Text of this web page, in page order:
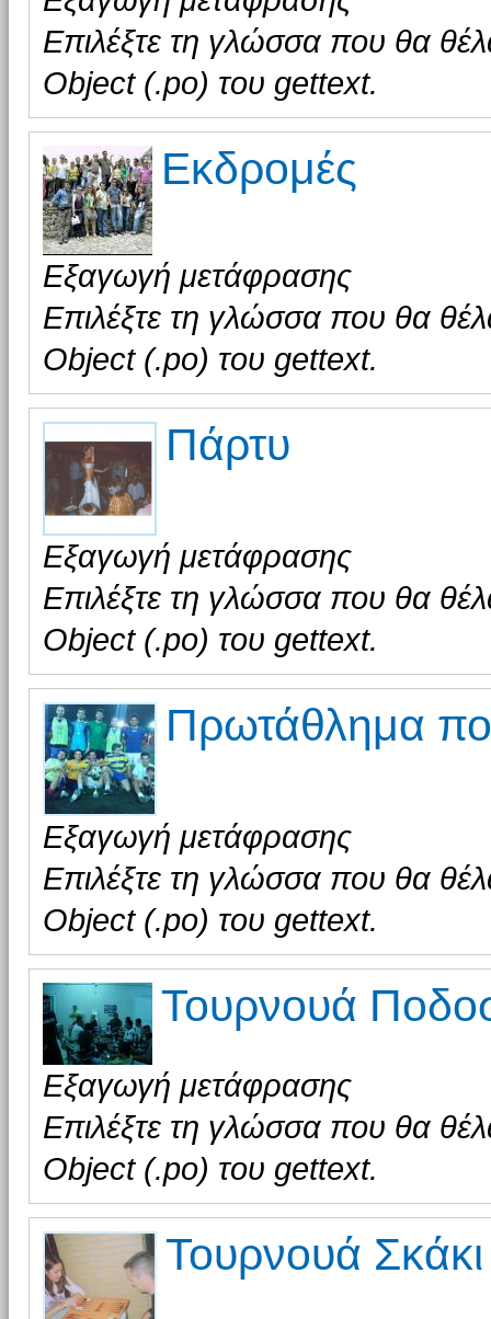
Επιλέξτε τη γλώσσα που θα
Object (.po) του gettext.
Εκδρομές
Εξαγωγή μετάφρασης
Επιλέξτε τη γλώσσα που θα
Object (.po) του gettext.
Πάρτυ
Εξαγωγή μετάφρασης
Επιλέξτε τη γλώσσα που θα
Object (.po) του gettext.
Πρωτάθλημα
Εξαγωγή μετάφρασης
Επιλέξτε τη γλώσσα που θα
Object (.po) του gettext.
Τουρνουά
Εξαγωγή μετάφρασης
Επιλέξτε τη γλώσσα που θα
Object (.po) του gettext.
Τουρνουά Σκάκι